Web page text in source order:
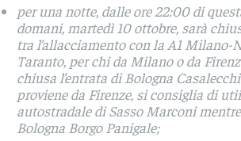
per una notte, dalle ore 22:00 di
domani, martedì 10 ottobre, sarà
tra l’allacciamento con la A1 Milano-
Taranto, per chi da Milano o da
chiusa l’entrata di Bologna
proviene da Firenze, si consiglia di
autostradale di Sasso Marconi
Bologna Borgo Panigale;